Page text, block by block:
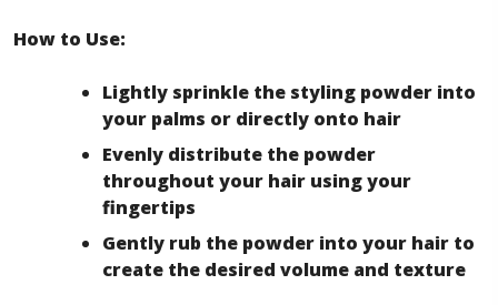
How to Use:
Lightly sprinkle the styling powder into
your palms or directly onto hair
Evenly distribute the powder
throughout your hair using your
fingertips
Gently rub the powder into your hair to
create the desired volume and texture